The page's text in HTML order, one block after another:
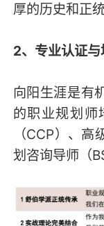
厚的历史和正统
2、专业认证与
向阳生涯是有
的职业规划师
（CCP）、
划咨询导师（